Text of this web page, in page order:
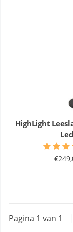
HighLight
Led
Pagina 1 van 1 |